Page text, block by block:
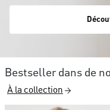
Bestseller dans de
À la collection